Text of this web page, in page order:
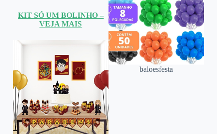
KIT SÓ UM BOLINHO –
VEJA MAIS
baloesfesta